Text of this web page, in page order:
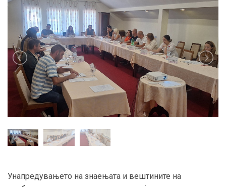
Унапредувањето на знаењата и вештините на